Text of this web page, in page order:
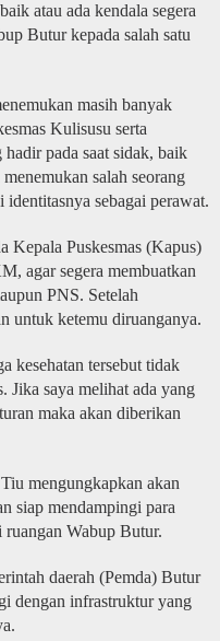
atau ada kendala segera
Butur kepada salah satu
masih banyak
Kulisusu serta
pada saat sidak, baik
salah seorang
sebagai perawat.
Kepala Puskesmas (Kapus)
agar segera membuatkan
PNS. Setelah
untuk ketemu diruanganya.
kesehatan tersebut tidak
Jika saya melihat ada yang
maka akan diberikan
mengungkapkan akan
siap mendampingi para
ruangan Wabup Butur.
daerah (Pemda) Butur
dengan infrastruktur yang